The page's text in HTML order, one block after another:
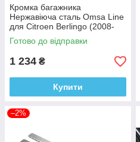
Кромка багажника
Нержавіюча сталь Omsa Line
для Citroen Berlingo (2008-
2018)
Готово до відправки
1 234 ₴
Купити
–2%